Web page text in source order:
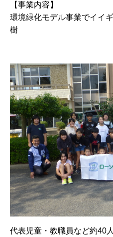
【事業内容】
環境緑化モデル事業でイイ
樹
代表児童・教職員など約40